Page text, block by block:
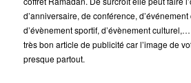
d’anniversaire, de conférence,
d’évènement sportif, d’évènement
très bon article de publicité car l’image de
presque partout.